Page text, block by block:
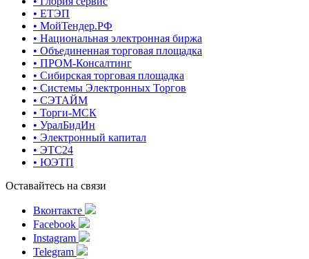
• ЕТЭП
• МойТендер.РФ
• Национальная электронная биржа
• Объединенная торговая площадка
• ПРОМ-Консалтинг
• Сибирская торговая площадка
• Системы Электронных Торгов
• СЭТАЙМ
• Торги-МСК
• УралБидИн
• Электронный капитал
• ЭТС24
• ЮЭТП
Оставайтесь на связи
Вконтакте
Facebook
Instagram
Telegram